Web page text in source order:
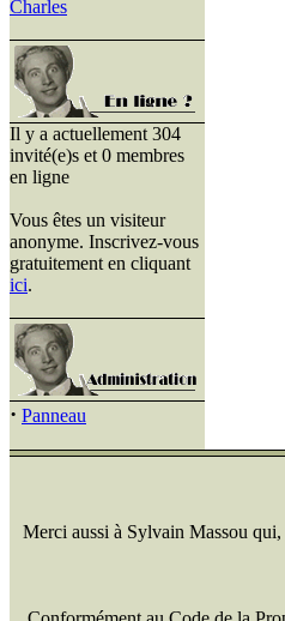
Charles
Il y a actuellement 304
invité(e)s et 0 membres
en ligne
Vous êtes un visiteur
anonyme. Inscrivez-vous
gratuitement en cliquant
ici.
· Panneau
Merci aussi à Sylvain Massou